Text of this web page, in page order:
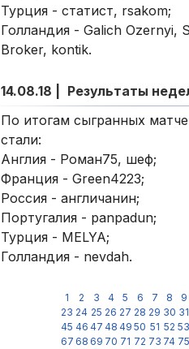
Турция - статист, rsakom;
Голландия - Galich Ozernyi,
Broker, kontik.
14.08.18 |
Результаты
По итогам сыгранных
стали:
Англия - Роман75, шеф;
Франция - Green4223;
Россия - англичанин;
Португалия - panpadun;
Турция - MELYA;
Голландия - nevdah.
1 2 3 4 5 6 7 8
9
23 24 25 26 27 28 29 30 31
45 46 47 48 49 50 51 52 53
67 68 69 70 71 72 73 74 75